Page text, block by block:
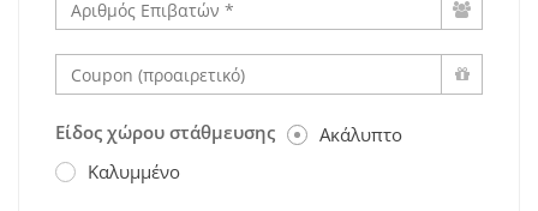
Είδος χώρου στάθμευσης
Ακάλυπτο
Καλυμμένο